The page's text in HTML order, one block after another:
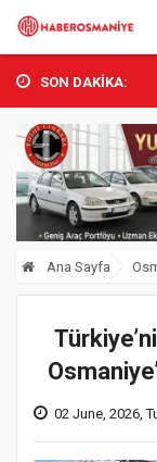
SON DAKİKA:
Orman Yangını
Ana Sayfa
02 June, 2026,